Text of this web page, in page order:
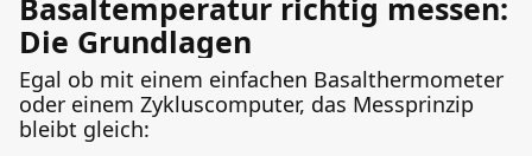
Die Grundlagen
Egal ob mit einem einfachen Basalthermometer
oder einem Zykluscomputer, das Messprinzip
bleibt gleich: